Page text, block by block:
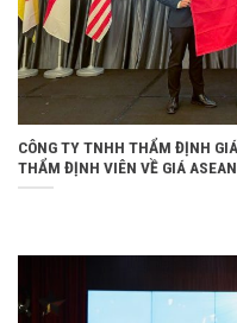
CÔNG TY TNHH THẨM ĐỊNH
THẨM ĐỊNH VIÊN VỀ GIÁ